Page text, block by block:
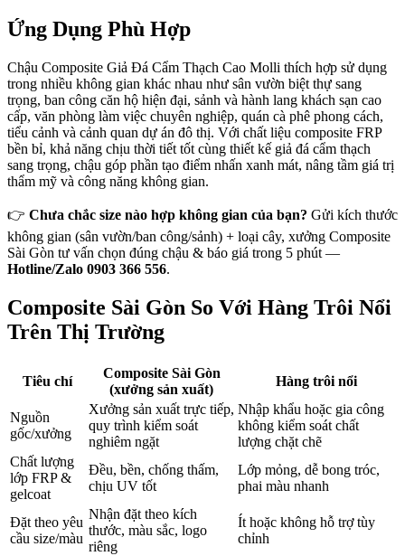
Ứng Dụng Phù Hợp
Chậu Composite Giả Đá Cẩm Thạch Cao Molli thích hợp sử dụng
trong nhiều không gian khác nhau như sân vườn biệt thự sang
trọng, ban công căn hộ hiện đại, sảnh và hành lang khách sạn cao
cấp, văn phòng làm việc chuyên nghiệp, quán cà phê phong cách,
tiểu cảnh và cảnh quan dự án đô thị. Với chất liệu composite FRP
bền bỉ, khả năng chịu thời tiết tốt cùng thiết kế giả đá cẩm thạch
sang trọng, chậu góp phần tạo điểm nhấn xanh mát, nâng tầm giá trị
thẩm mỹ và công năng không gian.
👉 Chưa chắc size nào hợp không gian của bạn? Gửi kích thước
không gian (sân vườn/ban công/sảnh) + loại cây, xưởng Composite
Sài Gòn tư vấn chọn đúng chậu & báo giá trong 5 phút —
Hotline/Zalo 0903 366 556.
Composite Sài Gòn So Với Hàng Trôi Nổi
Trên Thị Trường
Tiêu chí
Composite Sài Gòn
(xưởng sản xuất)
Hàng trôi nổi
Nguồn
gốc/xưởng
Xưởng sản xuất trực tiếp,
quy trình kiểm soát
nghiêm ngặt
Nhập khẩu hoặc gia công
không kiểm soát chất
lượng chặt chẽ
Chất lượng
lớp FRP &
gelcoat
Đều, bền, chống thấm,
chịu UV tốt
Lớp mỏng, dễ bong tróc,
phai màu nhanh
Đặt theo yêu
cầu size/màu
Nhận đặt theo kích
thước, màu sắc, logo
riêng
Ít hoặc không hỗ trợ tùy
chỉnh